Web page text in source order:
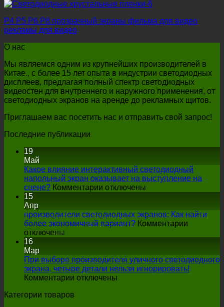
P4 P5 P6 P8 прозрачный экраны фильма для видео
рекламы для видео
О нас
Мы являемся одним из крупнейших производителей в
Китае., с более 15 лет опыта в индустрии светодиодных
дисплеев, предлагая полный спектр светодиодных
видеостен для внутреннего и наружного применения, от
светодиодных экранов на аренде до рекламных щитов.
Приглашаем вас посетить нас и отправить свой запрос!
Последние публикации
19
Май
Какое влияние интерактивный светодиодный
напольный экран оказывает на выступление на
сцене? Комментарии отключены
интерактивный
светодиодный
на
выступление
15
Апр
производители светодиодных экранов: Как найти
более экономичный вариант? Комментарии
отключены
экранов:
Как
найти
экономичный
16
Мар
При выборе производителя уличного светодиодного
экрана, четыре детали нельзя игнорировать!
Комментарии отключены
Категории товаров